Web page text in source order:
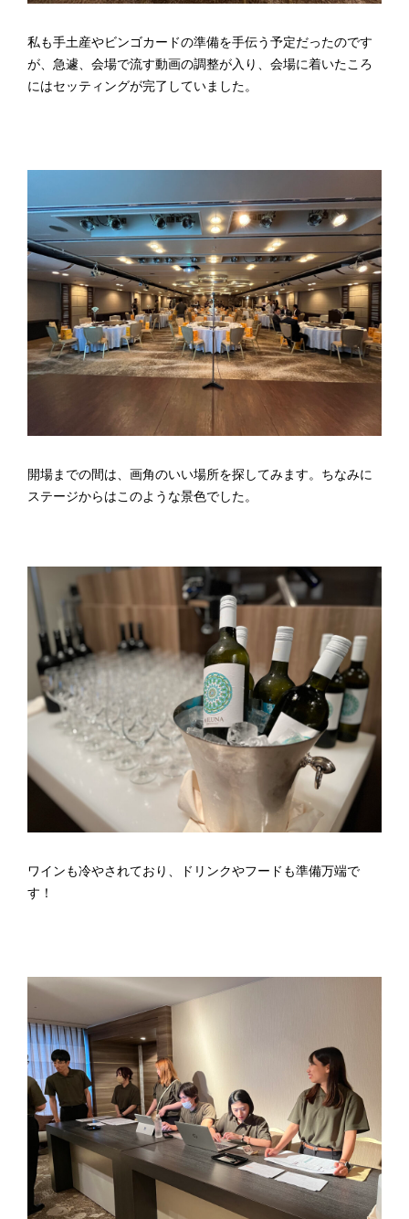
私も手土産やビンゴカードの準備を手伝う予定だったのです
が、急遽、会場で流す動画の調整が入り、会場に着いたころ
にはセッティングが完了していました。
開場までの間は、画角のいい場所を探してみます。ちなみに
ステージからはこのような景色でした。
ワインも冷やされており、ドリンクやフードも準備万端で
す！